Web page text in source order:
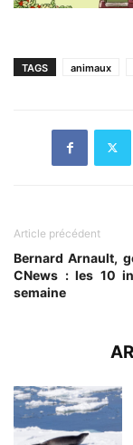
TAGS animaux
Article précédent
Bernard Arnault,
CNews : les 10
semaine